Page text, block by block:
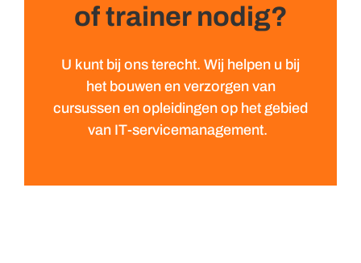
of trainer nodig?
U kunt bij ons terecht. Wij helpen u bij
het bouwen en verzorgen van
cursussen en opleidingen op het gebied
van IT-servicemanagement.